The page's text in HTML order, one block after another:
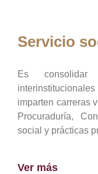
Servicio
Es
imparten carreras
Procuraduría,
social y prácticas
Ver más